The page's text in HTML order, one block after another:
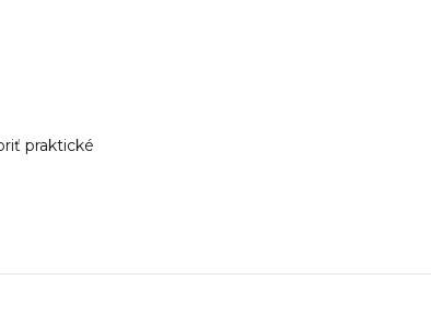
praktické